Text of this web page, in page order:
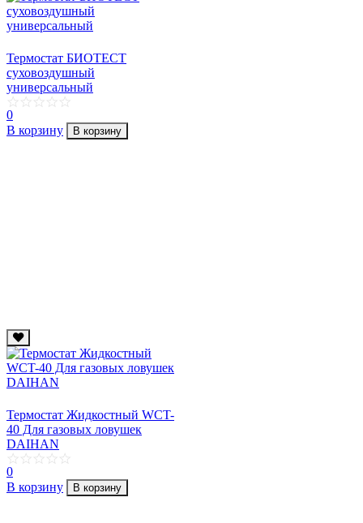
Термостат БИОТЕСТ
суховоздушный
универсальный
0
В корзину
В корзину
Термостат Жидкостный WCT-
40 Для газовых ловушек
DAIHAN
0
В корзину
В корзину